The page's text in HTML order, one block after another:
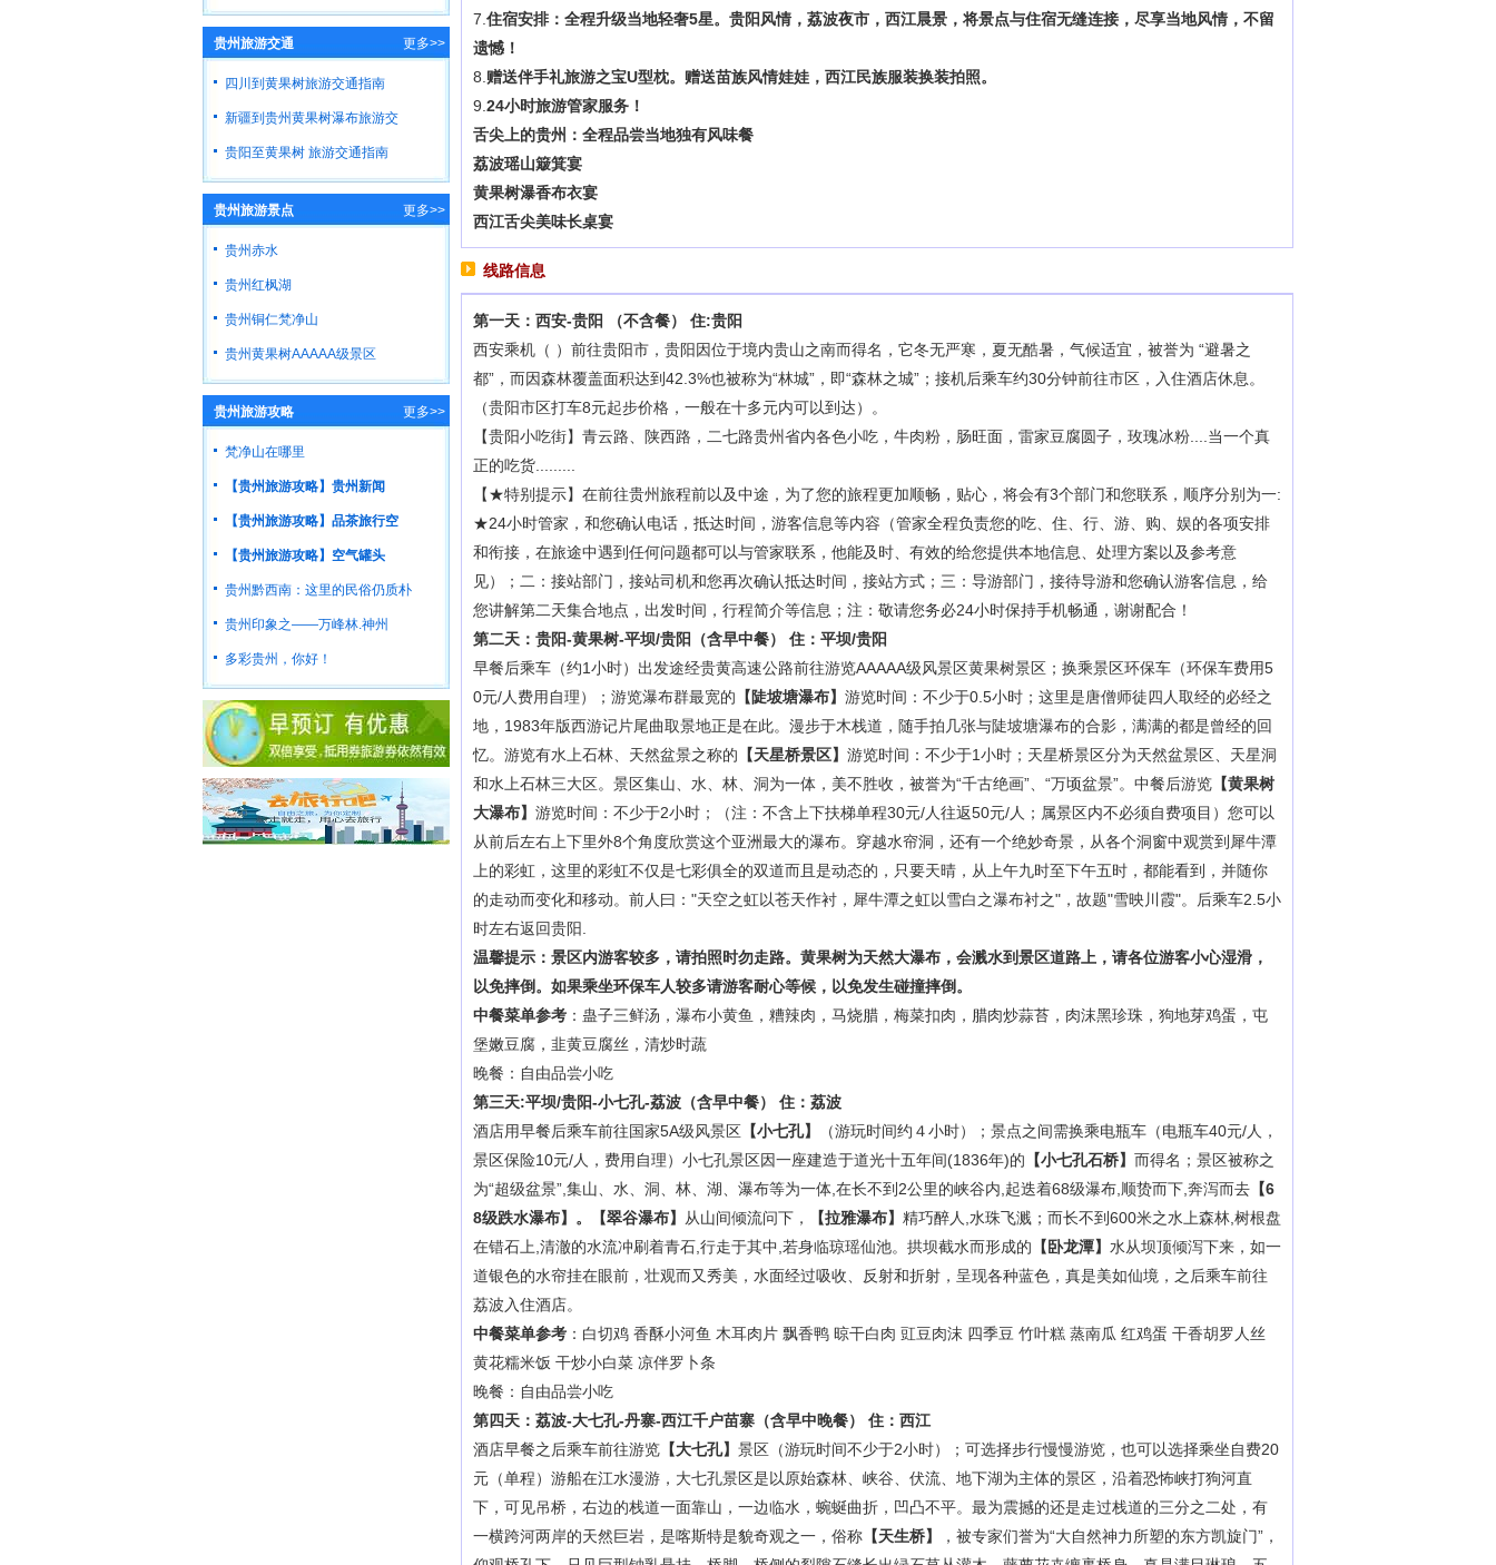
贵州旅游交通 更多>>
四川到黄果树旅游交通指南
新疆到贵州黄果树瀑布旅游交
贵阳至黄果树 旅游交通指南
贵州旅游景点 更多>>
贵州赤水
贵州红枫湖
贵州铜仁梵净山
贵州黄果树AAAAA级景区
贵州旅游攻略 更多>>
梵净山在哪里
【贵州旅游攻略】贵州新闻
【贵州旅游攻略】品茶旅行空
【贵州旅游攻略】空气罐头
贵州黔西南：这里的民俗仍质朴
贵州印象之——万峰林.神州
多彩贵州，你好！
7. 住宿安排：全程升级当地轻奢5星。贵阳风情，荔波夜市，西江晨景，将景点与住宿无缝连接，尽享当地风情，不留
遗憾！
8. 赠送伴手礼旅游之宝U型枕。赠送苗族风情娃娃，西江民族服装换装拍照。
9. 24小时旅游管家服务！
舌尖上的贵州：全程品尝当地独有风味餐
荔波瑶山簸箕宴
黄果树瀑香布衣宴
西江舌尖美味长桌宴
线路信息
第一天：西安-贵阳 （不含餐） 住:贵阳
西安乘机 （ ） 前往贵阳市，贵阳因位于境内贵山之南而得名，它冬无严寒，夏无酷暑，气候适宜，被誉为 “避暑之
都”，而因森林覆盖面积达到42.3%也被称为“林城”，即“森林之城”；接机后乘车约30分钟前往市区，入住酒店休息。
（贵阳市区打车8元起步价格，一般在十多元内可以到达）。
【贵阳小吃街】青云路、陕西路，二七路贵州省内各色小吃，牛肉粉，肠旺面，雷家豆腐圆子，玫瑰冰粉 ....当一个真
正的吃货.........
【★特别提示】在前往贵州旅程前以及中途，为了您的旅程更加顺畅，贴心，将会有3个部门和您联系，顺序分别为一:
★24小时管家，和您确认电话，抵达时间，游客信息等内容（管家全程负责您的吃、住、行、游、购、娱的各项安排
和衔接，在旅途中遇到任何问题都可以与管家联系，他能及时、有效的给您提供本地信息、处理方案以及参考意
见）；二：接站部门，接站司机和您再次确认抵达时间，接站方式；三：导游部门，接待导游和您确认游客信息，给
您讲解第二天集合地点，出发时间，行程简介等信息；注：敬请您务必24小时保持手机畅通，谢谢配合！
第二天：贵阳-黄果树-平坝/贵阳 （含早中餐） 住：平坝/贵阳
早餐后乘车（约1小时）出发途经贵黄高速公路前往游览AAAAA级风景区黄果树景区；换乘景区环保车（环保车费用5
0元/人 费用自理）；游览瀑布群最宽的 【陡坡塘瀑布】 游览时间：不少于0.5小时；这里是唐僧师徒四人取经的必经之
地，1983年版西游记片尾曲取景地正是在此。漫步于木栈道，随手拍几张与陡坡塘瀑布的合影，满满的都是曾经的回
忆。游览有水上石林、天然盆景之称的 【天星桥景区】 游览时间：不少于1小时；天星桥景区分为天然盆景区、天星洞
和水上石林三大区。景区集山、水、林、洞为一体，美不胜收，被誉为“千古绝画”、“万顷盆景”。中餐后游览 【黄果树
大瀑布】 游览时间：不少于2小时；（注：不含上下扶梯单程30元/人往返50元/人；属景区内不必须自费项目）您可以
从前后左右上下里外8个角度欣赏这个亚洲最大的瀑布。穿越水帘洞，还有一个绝妙奇景，从各个洞窗中观赏到犀牛潭
上的彩虹，这里的彩虹不仅是七彩俱全的双道而且是动态的，只要天晴，从上午九时至下午五时，都能看到，并随你
的走动而变化和移动。前人曰："天空之虹以苍天作衬，犀牛潭之虹以雪白之瀑布衬之"，故题"雪映川霞"。
后乘车2.5小
时左右返回贵阳.
温馨提示：景区内游客较多，请拍照时勿走路。黄果树为天然大瀑布，会溅水到景区道路上，请各位游客小心湿滑，
以免摔倒。如果乘坐环保车人较多请游客耐心等候，以免发生碰撞摔倒。
中餐菜单参考 ：蛊子三鲜汤，瀑布小黄鱼，糟辣肉，马烧腊，梅菜扣肉，腊肉炒蒜苔，肉沫黑珍珠，狗地芽鸡蛋，屯
堡嫩豆腐，韭黄豆腐丝，清炒时蔬
晚餐：自由品尝小吃
第三天:平坝/贵阳-小七孔-荔波 （含早中餐）
住：荔波
酒店用早餐后乘车前往国家5A级风景区 【小七孔】 （游玩时间约４小时）；景点之间需换乘电瓶车（电瓶车40元/人，
景区保险10元/人，费用自理）小七孔景区因一座建造于道光十五年间(1836年)的 【小七孔石桥】 而得名；景区被称之
为“超级盆景”,集山、水、洞、林、湖、瀑布等为一体,在长不到2公里的峡谷内,起迭着68级瀑布,顺贽而下,奔泻而去 【6
8级跌水瀑布】。【翠谷瀑布】
从山间倾流问下， 【拉雅瀑布】 精巧醉人 ,水珠飞溅；而长不到600米之水上森林,树根盘
在错石上,清澈的水流冲刷着青石,行走于其中,若身临琼瑶仙池。拱坝截水而形成的 【卧龙潭】 水从坝顶倾泻下来，如一
道银色的水帘挂在眼前，壮观而又秀美，水面经过吸收、反射和折射，呈现各种蓝色，真是美如仙境，之后乘车前往
荔波入住酒店。
中餐菜单参考 ： 白切鸡 香酥小河鱼 木耳肉片 飘香鸭 晾干白肉 豇豆肉沫 四季豆 竹叶糕 蒸南瓜 红鸡蛋 干香胡罗人丝
黄花糯米饭 干炒小白菜 凉伴罗卜条
晚餐：自由品尝小吃
第四天： 荔波-大七孔-丹寨-西江千户苗寨 （含早中晚餐） 住： 西江
酒店早餐之后乘车前往游览 【大七孔】 景区 （游玩时间不少于2小时）；可选择步行慢慢游览，也可以选择乘坐自费20
元（单程）游船在江水漫游，大七孔景区是以原始森林、峡谷、伏流、地下湖为主体的景区，沿着恐怖峡打狗河直
下，可见吊桥，右边的栈道一面靠山，一边临水，蜿蜒曲折，凹凸不平。最为震撼的还是走过栈道的三分之二处，有
一横跨河两岸的天然巨岩，是喀斯特是貌奇观之一，俗称 【天生桥】 ，被专家们誉为“大自然神力所塑的东方凯旋门”，